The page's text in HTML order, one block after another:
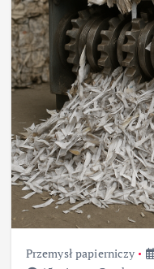
Przemysł papierniczy